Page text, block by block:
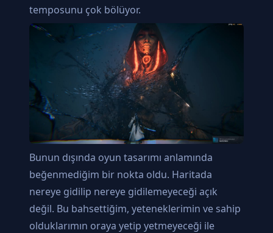
temposunu çok bölüyor.
Bunun dışında oyun tasarımı anlamında
beğenmediğim bir nokta oldu. Haritada
nereye gidilip nereye gidilemeyeceği açık
değil. Bu bahsettiğim, yeteneklerimin ve sahip
olduklarımın oraya yetip yetmeyeceği ile